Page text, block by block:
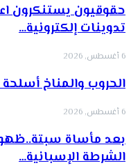
حقوقيون يستنكرون
تدوينات إلكترونية…
6 أغسطس, 2026
الحروب والمناخ
6 أغسطس, 2026
بعد مأساة
الشرطة الإسبانية…